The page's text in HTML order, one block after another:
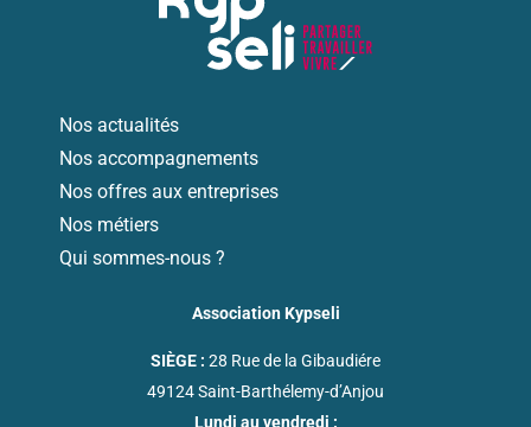
Nos actualités
Nos accompagnements
Nos offres aux entreprises
Nos métiers
Qui sommes-nous ?
Association Kypseli
SIÈGE : 28 Rue de la Gibaudiére
49124 Saint-Barthélemy-d’Anjou
Lundi au vendredi :